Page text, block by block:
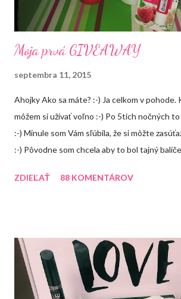
Moja prvá GIVEAWAY
septembra 11, 2015
Ahojky Ako sa máte? :-) Ja celkom v pohode.
môžem si užívať voľno :-) Po 5tich nočných
:-) Minule som Vám sľúbila, že si môžte
:-) Pôvodne som chcela aby to bol tajný
bude obsahovať ale čoskoro vymyslím na FB
Recenzia 4. Balea malinový balzám na pery
ZDIEĽAŤ 88 KOMENTÁROV